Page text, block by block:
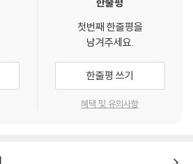
첫번째 한줄평을
남겨주세요.
한줄평 쓰기
혜택 및 유의사항